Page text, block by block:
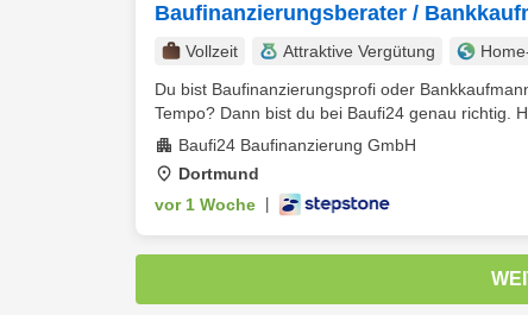
Baufinanzierungsberater /
Vollzeit Attraktive Vergütung
Du bist Baufinanzierungsprofi oder
Tempo? Dann bist du bei Baufi24 genau richtig.
Baufi24 Baufinanzierung GmbH
Dortmund
vor 1 Woche